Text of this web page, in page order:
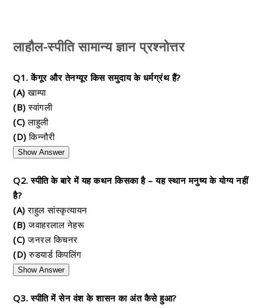
लाहौल-स्पीति सामान्य ज्ञान प्रश्नोत्तर
Q1. केंगूर और तेनग्यूर किस समुदाय के धर्मग्रंथ हैं?
(A) खाम्पा
(B) स्वांगली
(C) लाहुली
(D) किन्नौरी
Show Answer
Q2. स्पीति के बारे में यह कथन किसका है – यह स्थान मनुष्य के योग्य नहीं
है?
(A) राहुल सांस्कृत्यायन
(B) जवाहरलाल नेहरू
(C) जनरल किचनर
(D) रुडयार्ड किपलिंग
Show Answer
Q3. स्पीति में सेन वंश के शासन का अंत कैसे हुआ?